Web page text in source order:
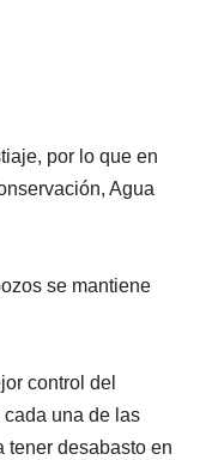
por lo que en
Agua
se mantiene
control del
una de las
tener desabasto en